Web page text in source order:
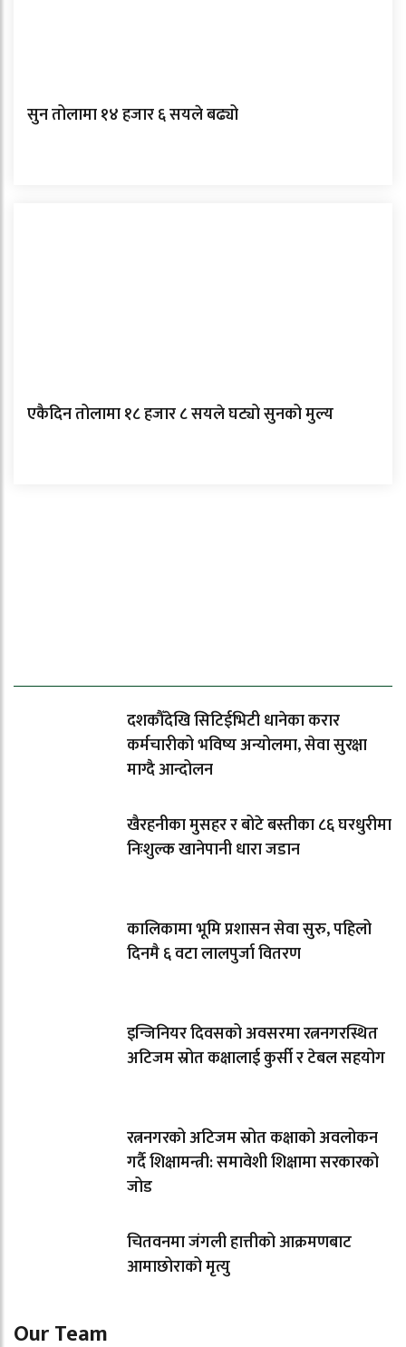
सुन तोलामा १४ हजार ६ सयले बढ्यो
एकैदिन तोलामा १८ हजार ८ सयले घट्यो सुनको मुल्य
दशकौँदेखि सिटिईभिटी धानेका करार
कर्मचारीको भविष्य अन्योलमा, सेवा सुरक्षा
माग्दै आन्दोलन
खैरहनीका मुसहर र बोटे बस्तीका ८६ घरधुरीमा
निःशुल्क खानेपानी धारा जडान
कालिकामा भूमि प्रशासन सेवा सुरु, पहिलो
दिनमै ६ वटा लालपुर्जा वितरण
इन्जिनियर दिवसको अवसरमा रत्ननगरस्थित
अटिजम स्रोत कक्षालाई कुर्सी र टेबल सहयोग
रत्ननगरको अटिजम स्रोत कक्षाको अवलोकन
गर्दै शिक्षामन्त्री: समावेशी शिक्षामा सरकारको
जोड
चितवनमा जंगली हात्तीको आक्रमणबाट
आमाछोराको मृत्यु
Our Team